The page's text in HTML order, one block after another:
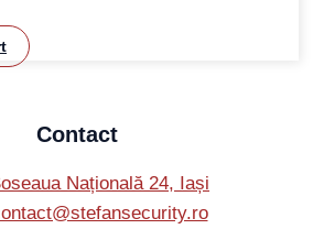
Contact
Națională 24, Iași